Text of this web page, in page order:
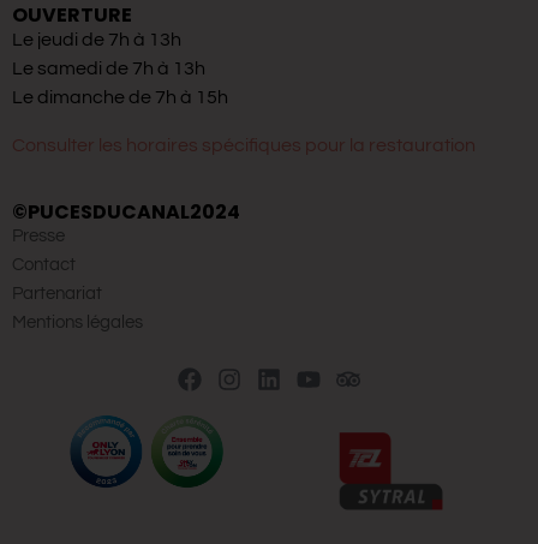
OUVERTURE
Le jeudi de 7h à 13h
Le samedi de 7h à 13h
Le dimanche de 7h à 15h
Consulter les horaires spécifiques pour la restauration
©PUCESDUCANAL2024
Presse
Contact
Partenariat
Mentions légales